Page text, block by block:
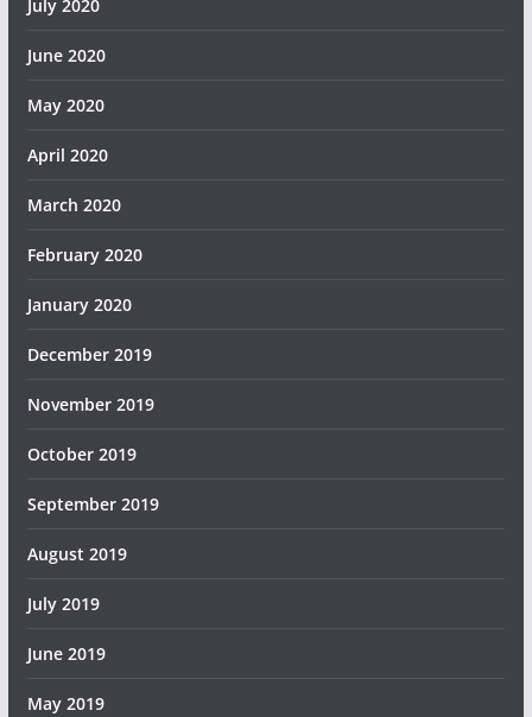
July 2020
June 2020
May 2020
April 2020
March 2020
February 2020
January 2020
December 2019
November 2019
October 2019
September 2019
August 2019
July 2019
June 2019
May 2019